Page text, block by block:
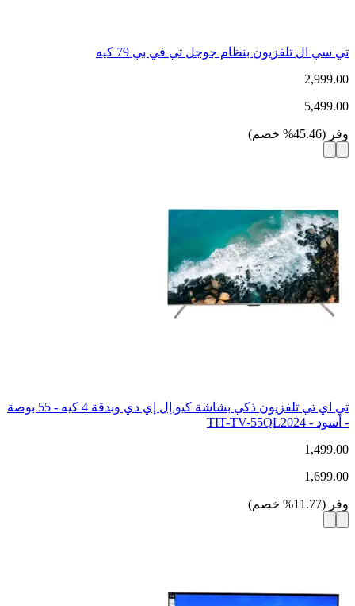
تي سي ال تلفزيون بنظام جوجل تي في بي 79 كيه
2,999.00
5,499.00
وفر (
45.46
% خصم)
تي اي تي تلفزيون ذكي بشاشة كيو إل إي دي وبدقة 4 كيه - 55 بوصة
- أسود - TIT-TV-55QL2024
1,499.00
1,699.00
وفر (
11.77
% خصم)